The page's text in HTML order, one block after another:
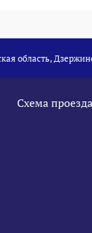
область,
Схема проезда